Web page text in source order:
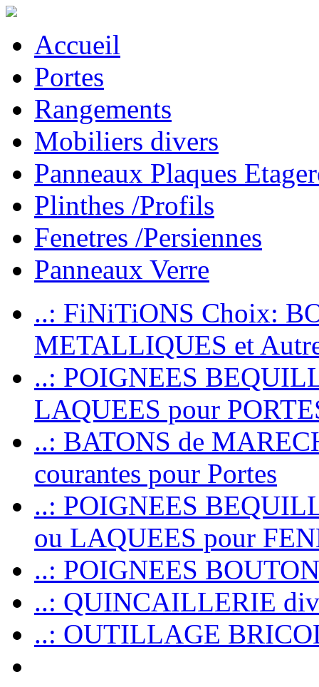
Accueil
Portes
Rangements
Mobiliers divers
Panneaux Plaques
Plinthes /Profils
Fenetres /Persiennes
Panneaux Verre
..: FiNiTiONS Choix:
METALLIQUES et
..: POIGNEES
LAQUEES pour
..: BATONS de
courantes pour Portes
..: POIGNEES
ou LAQUEES pour
..: POIGNEES
..: QUINCAILLERIE
..: OUTILLAGE